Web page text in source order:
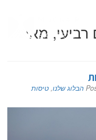
רביעי, מאי
הבלוג שלנו, טיסות